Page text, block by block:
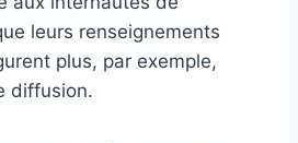
leurs renseignements
plus, par exemple,
diffusion.